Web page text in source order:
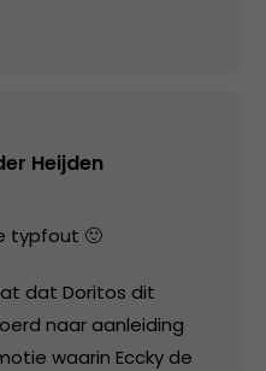
Heijden
typfout 🙂
dat Doritos dit
naar aanleiding
waarin Eccky de